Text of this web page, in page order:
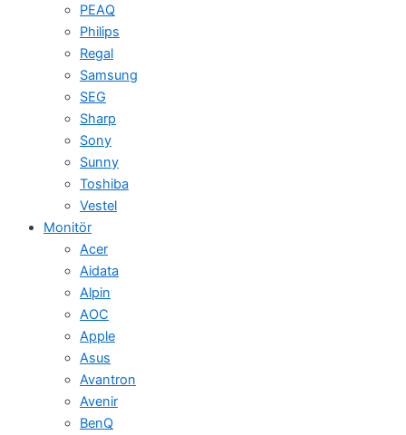
PEAQ
Philips
Regal
Samsung
SEG
Sharp
Sony
Sunny
Toshiba
Vestel
Monitör
Acer
Aidata
Alpin
AOC
Apple
Asus
Avantron
Avenir
BenQ